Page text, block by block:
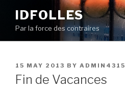
content
IDFOLLES
Par la force des contraires
POSTED
ON
15 MAY 2013 BY ADMIN4315
Fin de Vacances